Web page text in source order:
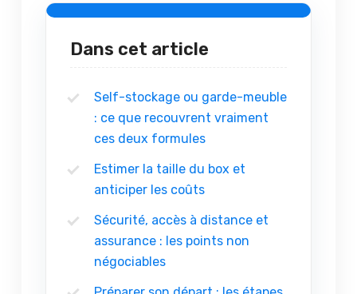
Dans cet article
Self-stockage ou garde-meuble
: ce que recouvrent vraiment
ces deux formules
Estimer la taille du box et
anticiper les coûts
Sécurité, accès à distance et
assurance : les points non
négociables